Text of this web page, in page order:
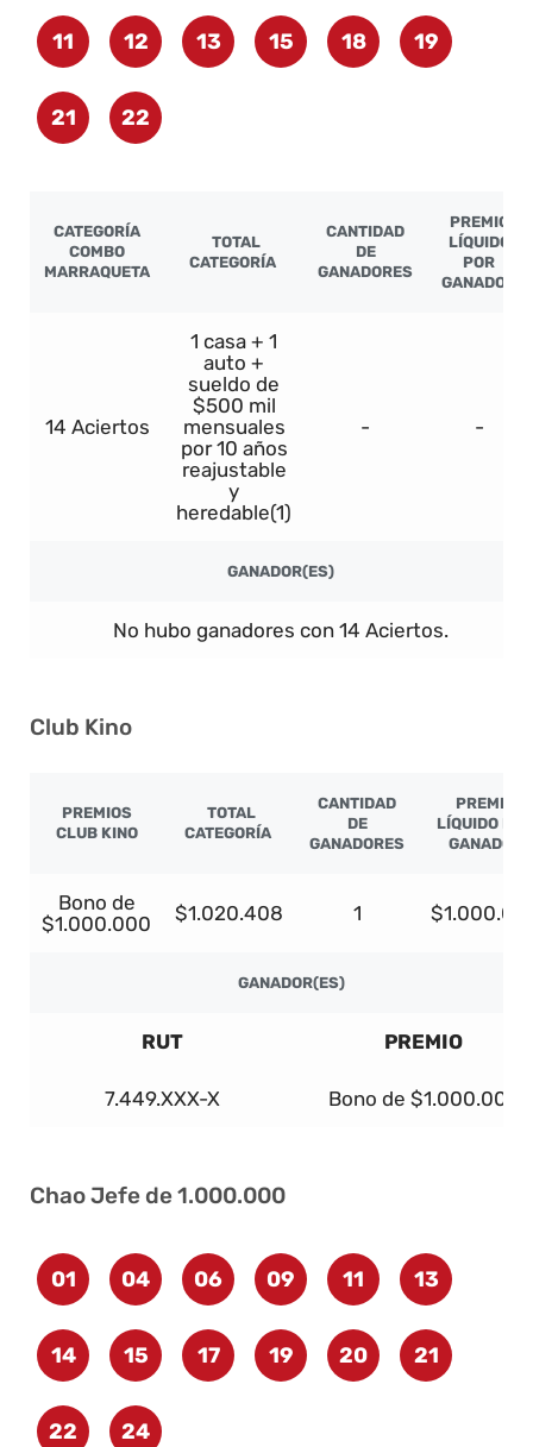
11 12 13 15 18 19
21 22
CATEGORÍA
COMBO
MARRAQUETA
TOTAL
CATEGORÍA
CANTIDAD
DE
GANADORES
PREMIO
LÍQUIDO
POR
GANADOR
14 Aciertos
1 casa + 1
auto +
sueldo de
$500 mil
mensuales
por 10 años
reajustable
y
heredable(1)
- -
GANADOR(ES)
No hubo ganadores con 14 Aciertos.
Club Kino
PREMIOS
CLUB KINO
TOTAL
CATEGORÍA
CANTIDAD
DE
GANADORES
PREMIO
LÍQUIDO POR
GANADOR
Bono de
$1.000.000
$1.020.408 1
GANADOR(ES)
RUT PREMIO
7.449.XXX-X Bono de $1.000.000
Chao Jefe de 1.000.000
01 04 06 09 11 13
14 15 17 19 20 21
22 24